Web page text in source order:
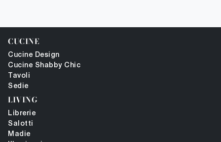
CUCINE
Cucine Design
Cucine Shabby Chic
Tavoli
Sedie
LIVING
Librerie
Salotti
Madie